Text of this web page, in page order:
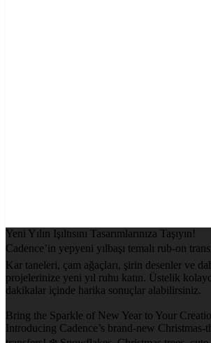
Yeni Yılın Işıltısını Tasarımlarınıza Taşıyın!
Cadence’in yepyeni yılbaşı temalı rub-on
Kar taneleri, çam ağaçları, şirin desenler ve
projelerinize yeni yıl ruhu katın. Üstelik
dakikalar içinde harika sonuçlar alabilirsiniz.
Bring the Sparkle of New Year to Your
Introducing Cadence’s brand-new Christmas-